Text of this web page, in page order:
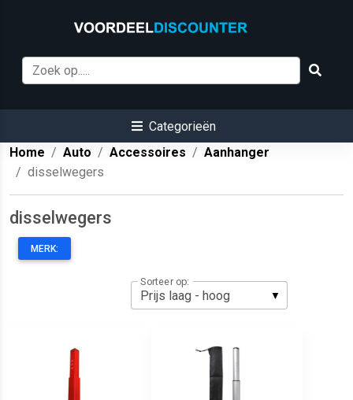
Categorieën
Home
Auto Accessoires
Aanhanger
disselwegers
disselwegers
MERK:
Sorteer op: